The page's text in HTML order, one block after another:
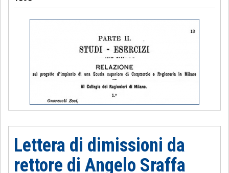
Lettera di dimissioni da
rettore di Angelo Sraffa